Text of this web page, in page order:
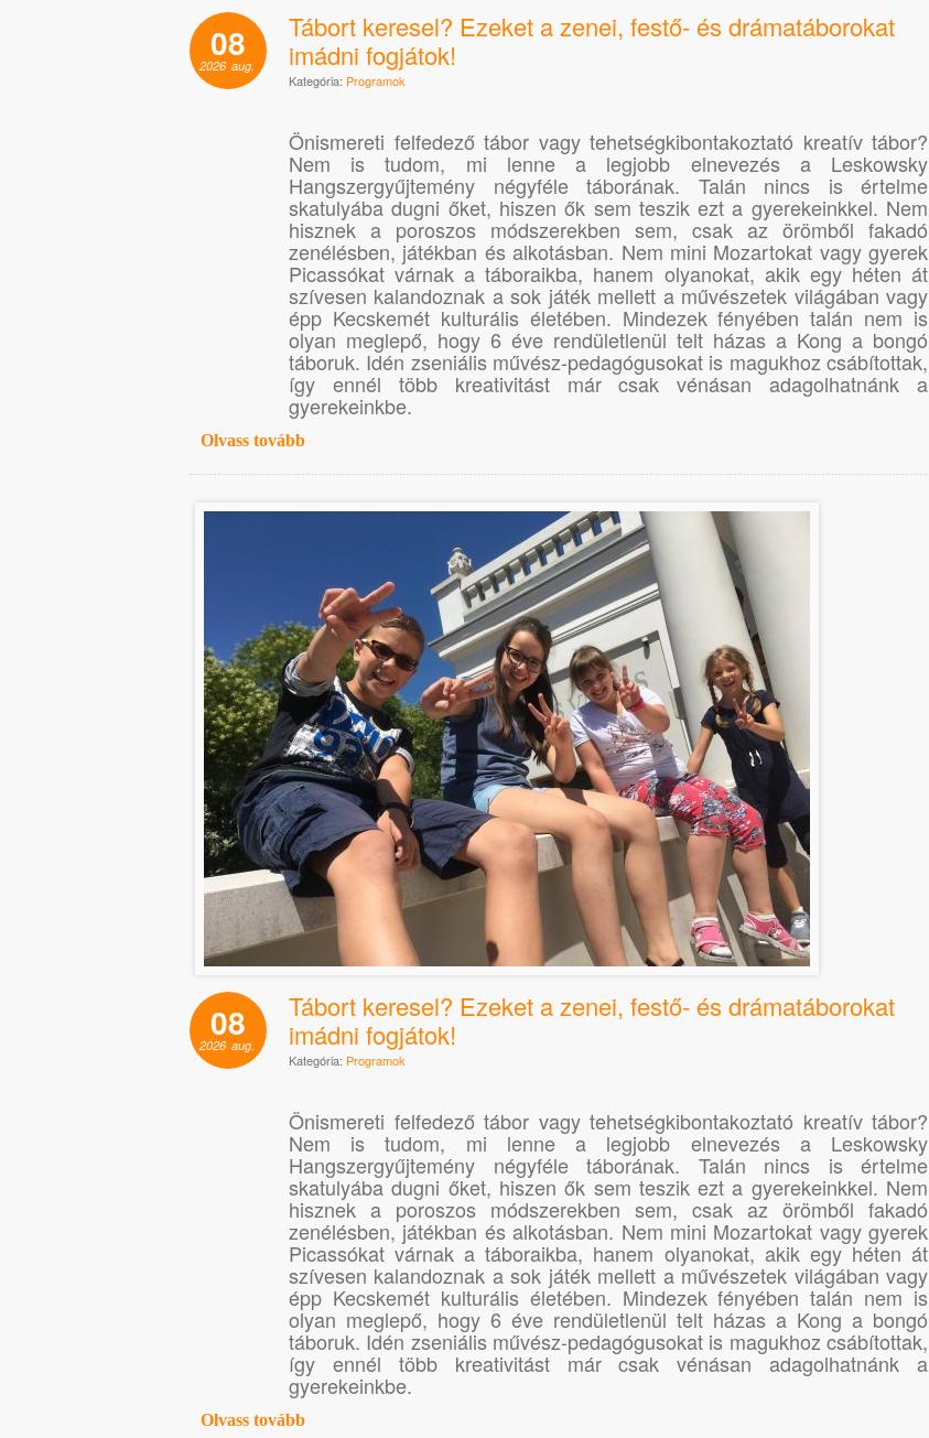
08
2026 aug.
Tábort keresel? Ezeket a zenei, festő- és drámatáborokat
imádni fogjátok!
Kategória: Programok
Önismereti felfedező tábor vagy tehetségkibontakoztató kreatív tábor?
Nem is tudom, mi lenne a legjobb elnevezés a Leskowsky
Hangszergyűjtemény négyféle táborának. Talán nincs is értelme
skatulyába dugni őket, hiszen ők sem teszik ezt a gyerekeinkkel. Nem
hisznek a poroszos módszerekben sem, csak az örömből fakadó
zenélésben, játékban és alkotásban. Nem mini Mozartokat vagy gyerek
Picassókat várnak a táboraikba, hanem olyanokat, akik egy héten át
szívesen kalandoznak a sok játék mellett a művészetek világában vagy
épp Kecskemét kulturális életében. Mindezek fényében talán nem is
olyan meglepő, hogy 6 éve rendületlenül telt házas a Kong a bongó
táboruk. Idén zseniális művész-pedagógusokat is magukhoz csábítottak,
így ennél több kreativitást már csak vénásan adagolhatnánk a
gyerekeinkbe.
Olvass tovább
08
2026 aug.
Tábort keresel? Ezeket a zenei, festő- és drámatáborokat
imádni fogjátok!
Kategória: Programok
Önismereti felfedező tábor vagy tehetségkibontakoztató kreatív tábor?
Nem is tudom, mi lenne a legjobb elnevezés a Leskowsky
Hangszergyűjtemény négyféle táborának. Talán nincs is értelme
skatulyába dugni őket, hiszen ők sem teszik ezt a gyerekeinkkel. Nem
hisznek a poroszos módszerekben sem, csak az örömből fakadó
zenélésben, játékban és alkotásban. Nem mini Mozartokat vagy gyerek
Picassókat várnak a táboraikba, hanem olyanokat, akik egy héten át
szívesen kalandoznak a sok játék mellett a művészetek világában vagy
épp Kecskemét kulturális életében. Mindezek fényében talán nem is
olyan meglepő, hogy 6 éve rendületlenül telt házas a Kong a bongó
táboruk. Idén zseniális művész-pedagógusokat is magukhoz csábítottak,
így ennél több kreativitást már csak vénásan adagolhatnánk a
gyerekeinkbe.
Olvass tovább